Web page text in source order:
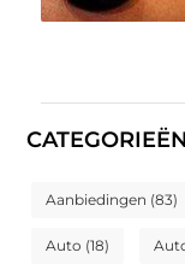
CATEGORIEËN
Aanbiedingen (83)
Auto (18)